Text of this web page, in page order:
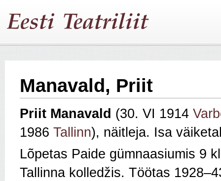
Manavald, Priit
Priit Manavald (30. VI 1914
1986 Tallinn), näitleja. Isa
Lõpetas Paide gümnaasiumis 9
Tallinna kolledžis. Töötas